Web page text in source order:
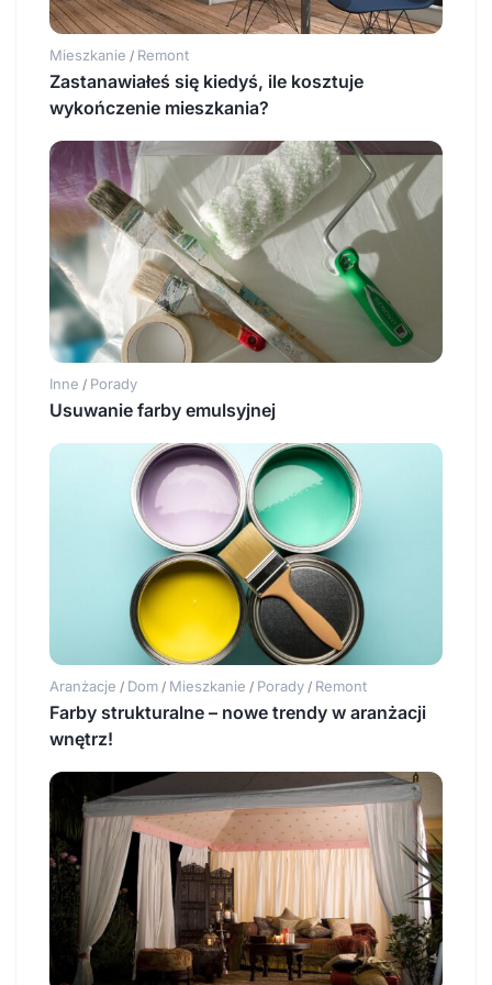
Mieszkanie / Remont
Zastanawiałeś się kiedyś, ile kosztuje
wykończenie mieszkania?
Inne / Porady
Usuwanie farby emulsyjnej
Aranżacje / Dom / Mieszkanie / Porady / Remont
Farby strukturalne – nowe trendy w aranżacji
wnętrz!